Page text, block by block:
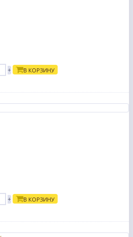
+ В КОРЗИНУ
+ В КОРЗИНУ